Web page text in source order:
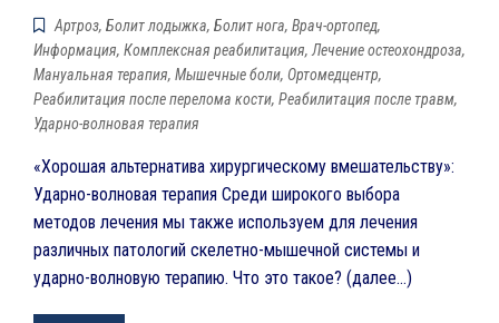
Артроз, Болит лодыжка, Болит нога, Врач-ортопед,
Информация, Комплексная реабилитация, Лечение остеохондроза,
Мануальная терапия, Мышечные боли, Ортомедцентр,
Реабилитация после перелома кости, Реабилитация после травм,
Ударно-волновая терапия
«Хорошая альтернатива хирургическому вмешательству»:
Ударно-волновая терапия Среди широкого выбора
методов лечения мы также используем для лечения
различных патологий скелетно-мышечной системы и
ударно-волновую терапию. Что это такое? (далее…)